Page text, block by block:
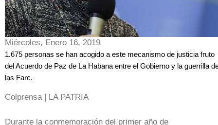
Miércoles, Enero 16, 2019
1.675 personas se han acogido a este mecanismo de justicia fruto
del Acuerdo de Paz de La Habana entre el Gobierno y la guerrilla
las Farc.
Colprensa | LA PATRIA
Durante la conmemoración del primer año de